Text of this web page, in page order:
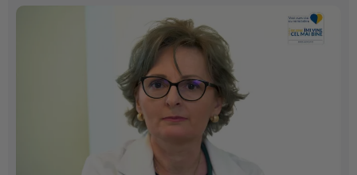
laboratoarele Synevo. Emisiunea „Neatza cu Răzvan și
Dani”(Antena1), rubrica „Bună...